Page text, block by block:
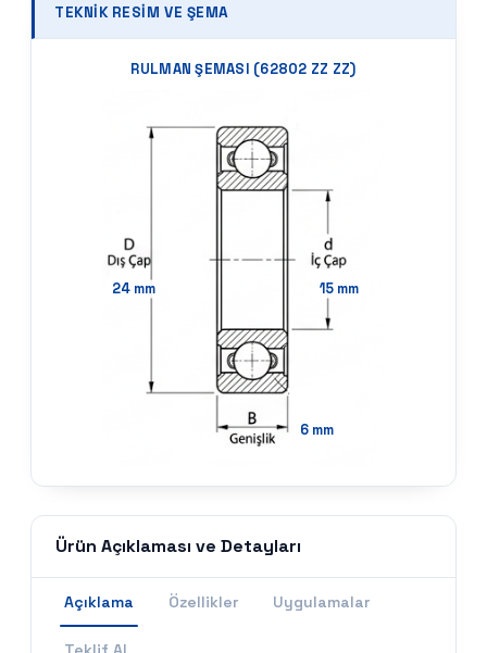
TEKNIK RESIM VE ŞEMA
RULMAN ŞEMASI (62802 ZZ ZZ)
24mm 15 mm
6 mm
Ürün Açıklaması ve Detayları
Açıklama Özellikler Uygulamalar